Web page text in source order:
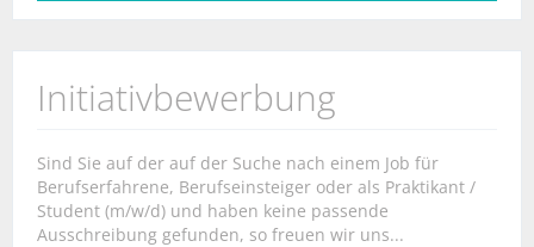
Initiativbewerbung
Sind Sie auf der auf der Suche nach einem Job für
Berufserfahrene, Berufseinsteiger oder als Praktikant /
Student (m/w/d) und haben keine passende
Ausschreibung gefunden, so freuen wir uns...